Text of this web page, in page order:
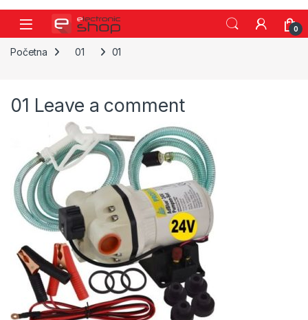
Skip to navigation
Skip to content
0
Početna 01 01
01 Leave a comment